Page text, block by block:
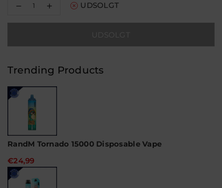
Reducer
for
9000
Lemon
Øg
for
9000
Lemon
UDSOLGT
UDSOLGT
Trending Products
RandM Tornado 15000 Disposable Vape
€24,99